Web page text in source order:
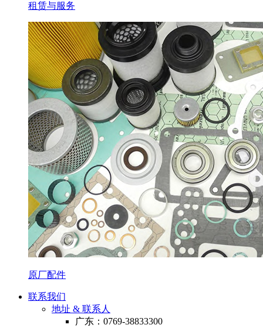
租赁与服务
原厂配件
联系我们
地址 & 联系人
广东：0769-38833300